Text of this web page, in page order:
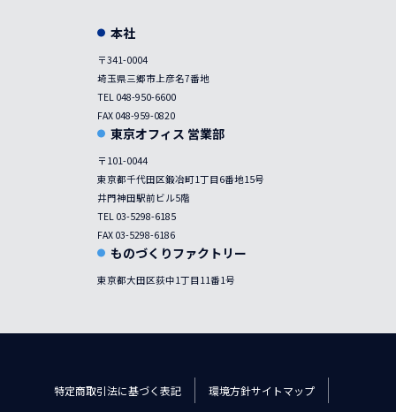
本社
〒341-0004
埼玉県三郷市上彦名7番地
TEL 048-950-6600
FAX 048-959-0820
東京オフィス 営業部
〒101-0044
東京都千代田区鍛冶町1丁目6番地15号
井門神田駅前ビル5階
TEL 03-5298-6185
FAX 03-5298-6186
ものづくりファクトリー
東京都大田区荻中1丁目11番1号
特定商取引法に基づく表記 環境方針サイトマップ